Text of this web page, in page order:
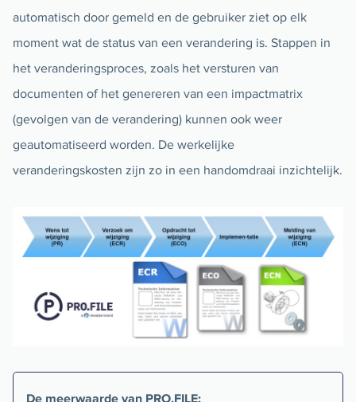
automatisch door gemeld en de gebruiker ziet op elk
moment wat de status van een verandering is. Stappen in
het veranderingsproces, zoals het versturen van
documenten of het genereren van een impactmatrix
(gevolgen van de verandering) kunnen ook weer
geautomatiseerd worden. De werkelijke
veranderingskosten zijn zo in een handomdraai inzichtelijk.
De meerwaarde van PRO.FILE: